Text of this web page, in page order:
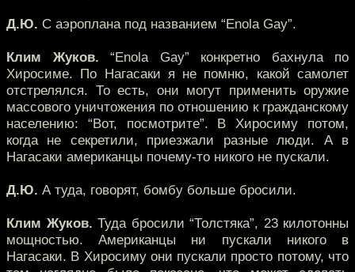
Д.Ю. С аэроплана под названием “Enola Gay”.
Клим Жуков. “Enola Gay” конкретно бахнула по
Хиросиме. По Нагасаки я не помню, какой самолет
отстрелялся. То есть, они могут применить оружие
массового уничтожения по отношению к гражданскому
населению: “Вот, посмотрите”. В Хиросиму потом,
когда не секретили, приезжали разные люди. А в
Нагасаки американцы почему-то никого не пускали.
Д.Ю. А туда, говорят, бомбу больше бросили.
Клим Жуков. Туда бросили “Толстяка”, 23 килотонны
мощностью. Американцы ни пускали никого в
Нагасаки. В Хиросиму они пускали просто потому, что